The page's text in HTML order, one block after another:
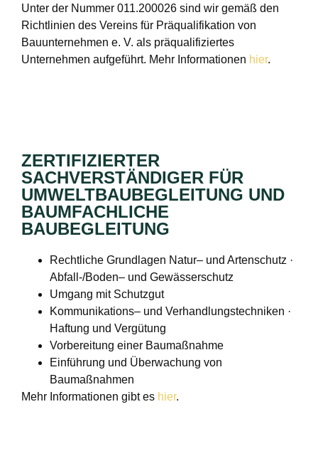
Unter der Nummer 011.200026 sind wir gemäß den
Richtlinien des Vereins für Präqualifikation von
Bauunternehmen e. V. als präqualifiziertes
Unternehmen aufgeführt. Mehr Informationen hier.
ZERTIFIZIERTER
SACHVERSTÄNDIGER FÜR
UMWELTBAUBEGLEITUNG UND
BAUMFACHLICHE
BAUBEGLEITUNG
Rechtliche Grundlagen Natur– und Artenschutz ·
Abfall-/Boden– und Gewässerschutz
Umgang mit Schutzgut
Kommunikations– und Verhandlungstechniken ·
Haftung und Vergütung
Vorbereitung einer Baumaßnahme
Einführung und Überwachung von
Baumaßnahmen
Mehr Informationen gibt es hier.